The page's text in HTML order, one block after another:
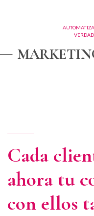
Cada
ahora tu
con ellos